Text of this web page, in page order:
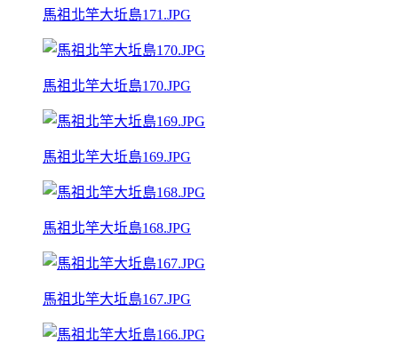
馬祖北竿大坵島171.JPG
馬祖北竿大坵島170.JPG
馬祖北竿大坵島169.JPG
馬祖北竿大坵島168.JPG
馬祖北竿大坵島167.JPG